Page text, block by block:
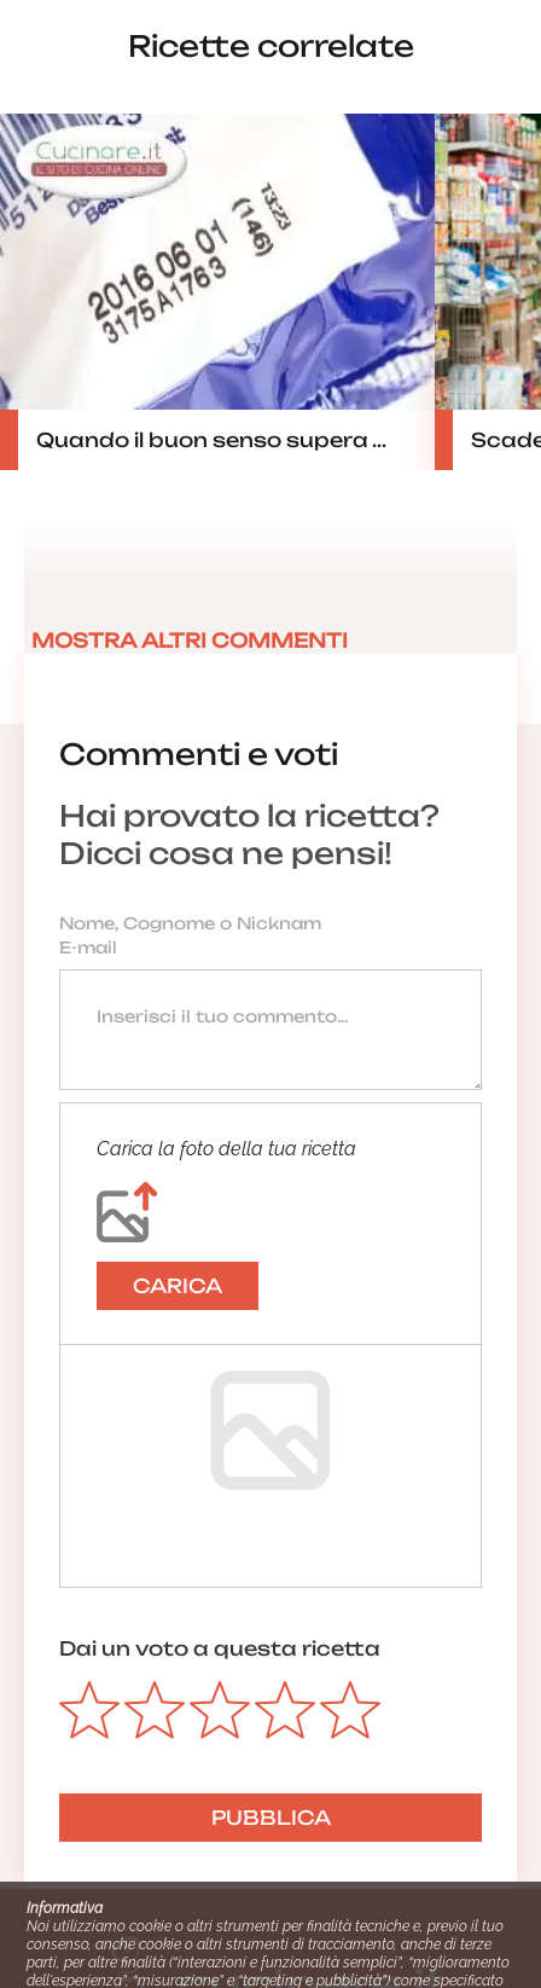
Ricette correlate
Quando il buon senso supera ...
Commenti e voti
Hai provato la ricetta?
Dicci cosa ne pensi!
Carica la foto della tua ricetta
CARICA
Dai un voto a questa ricetta
MOSTRA ALTRI COMMENTI
Informativa
Noi utilizziamo cookie o altri strumenti per finalità tecniche e, previo il tuo
consenso, anche cookie o altri strumenti di tracciamento, anche di terze
parti, per altre finalità (“interazioni e funzionalità semplici”, “miglioramento
dell'esperienza”, “misurazione” e “targeting e pubblicità”) come specificato